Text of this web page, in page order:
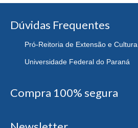
Dúvidas Frequentes
Pró-Reitoria de Extensão e Cultura
Universidade Federal do Paraná
Compra 100% segura